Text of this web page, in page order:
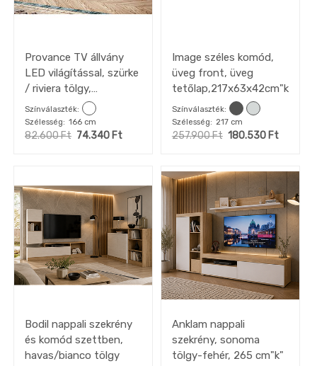
Provance TV állvány
LED világítással, szürke
/ riviera tölgy,
166x52x42 cm
Színválaszték
Szélesség
166 cm
82.600Ft 74.340 Ft
Image széles komód,
üveg front, üveg
tetőlap,217x63x42cm"k"
Színválaszték
Szélesség
217 cm
257.900Ft 180.530Ft
Bodil nappali szekrény
és komód szettben,
havas/bianco tölgy
Anklam nappali
szekrény, sonoma
tölgy-fehér, 265 cm"k"